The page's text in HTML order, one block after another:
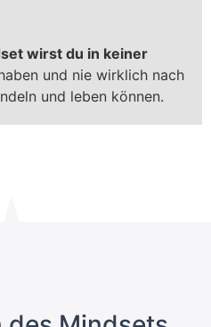
wirst du in keiner
und nie wirklich nach
und leben können.